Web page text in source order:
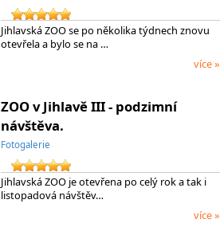
Jihlavská ZOO se po několika týdnech znovu
otevřela a bylo se na …
více »
ZOO v Jihlavě III - podzimní
návštěva.
Fotogalerie
Jihlavská ZOO je otevřena po celý rok a tak i
listopadová návštěv…
více »